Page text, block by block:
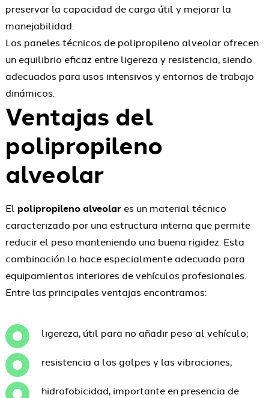
preservar la capacidad de carga útil y mejorar la
manejabilidad.
Los paneles técnicos de polipropileno alveolar ofrecen
un equilibrio eficaz entre ligereza y resistencia, siendo
adecuados para usos intensivos y entornos de trabajo
dinámicos.
Ventajas del
polipropileno
alveolar
El polipropileno alveolares un material técnico
caracterizado por una estructura interna que permite
reducir el peso manteniendo una buena rigidez. Esta
combinación lo hace especialmente adecuado para
equipamientos interiores de vehículos profesionales.
Entre las principales ventajas encontramos:
ligereza, útil para no añadir peso al vehículo;
resistencia a los golpes y las vibraciones;
hidrofobicidad, importante en presencia de